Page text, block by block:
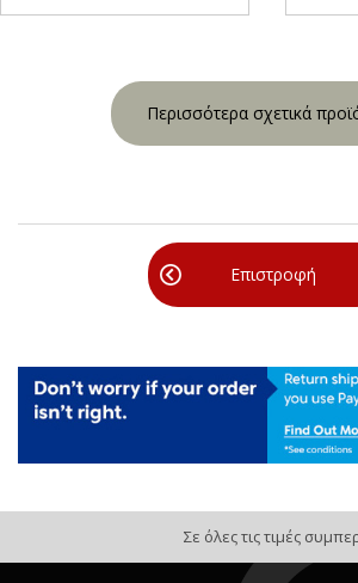
Περισσότερα σχετικά
Επιστροφή
Σε όλες τις τιμές